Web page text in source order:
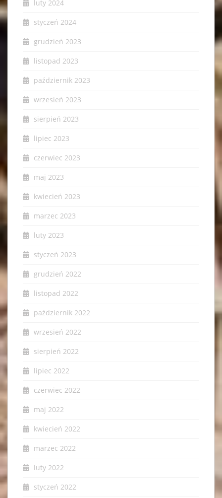
luty 2024
styczeń 2024
grudzień 2023
listopad 2023
październik 2023
wrzesień 2023
sierpień 2023
lipiec 2023
czerwiec 2023
maj 2023
kwiecień 2023
marzec 2023
luty 2023
styczeń 2023
grudzień 2022
listopad 2022
październik 2022
wrzesień 2022
sierpień 2022
lipiec 2022
czerwiec 2022
maj 2022
kwiecień 2022
marzec 2022
luty 2022
styczeń 2022